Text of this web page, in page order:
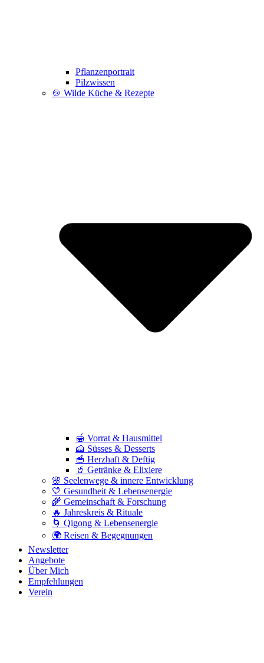
Pflanzenportrait
Pilzwissen
🍲 Wilde Küche & Rezepte
🍯 Vorrat & Hausmittel
🍰 Süsses & Desserts
🥣 Herzhaft & Deftig
🥤 Getränke & Elixiere
🌸 Seelenwege & innere Entwicklung
💛 Gesundheit & Lebensenergie
🌾 Gemeinschaft & Forschung
🔥 Jahreskreis & Rituale
🌀 Qigong & Lebensenergie
🌍 Reisen & Begegnungen
Newsletter
Angebote
Über Mich
Empfehlungen
Verein